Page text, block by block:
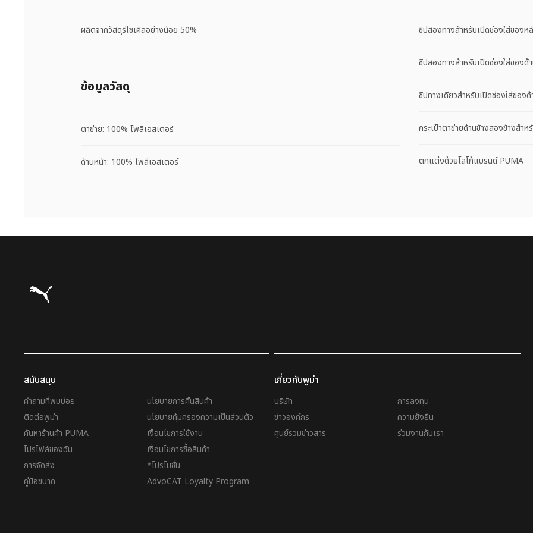
ผลิตจากวัสดุรีไซเคิลอย่างน้อย 50% ซิปสองทางสำหรับเปิดช่องใส่ของห
ซิปสองทางสำหรับเปิดช่องใส่ของด้
ซิปทางเดียวสำหรับเปิดช่องใส่ของด้
กระเป๋าตาข่ายด้านข้างสองข้างสำห
ตกแต่งด้วยโลโก้แบรนด์ PUMA
ข้อมูลวัสดุ
ตาข่าย: 100% โพลีเอสเตอร์
ด้านหน้า: 100% โพลีเอสเตอร์
Puma โฮม
สนับสนุน
คำถามที่พบบ่อย
ติดต่อพูม่า
ค้นหาร้านค้า PUMA
โปรไฟล์ของฉัน
การจัดส่ง
คู่มือขนาด
นโยบายการคืนสินค้า
นโยบายคุ้มครองความเป็นส่วนตัว
เงื่อนไขการใช้งาน
เงื่อนไขการซื้อสินค้า
*โปรโมชั่น
AdvoCAT Loyalty Program
เกี่ยวกับพูม่า
บริษัท
ข่าวองค์กร
ศูนย์รวมข่าวสาร
การลงทุน
ความยั่งยืน
ร่วมงานกับเรา